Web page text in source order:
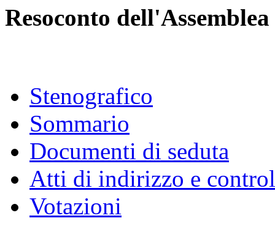
Resoconto dell'Assemblea
Stenografico
Sommario
Documenti di seduta
Atti di indirizzo e
Votazioni